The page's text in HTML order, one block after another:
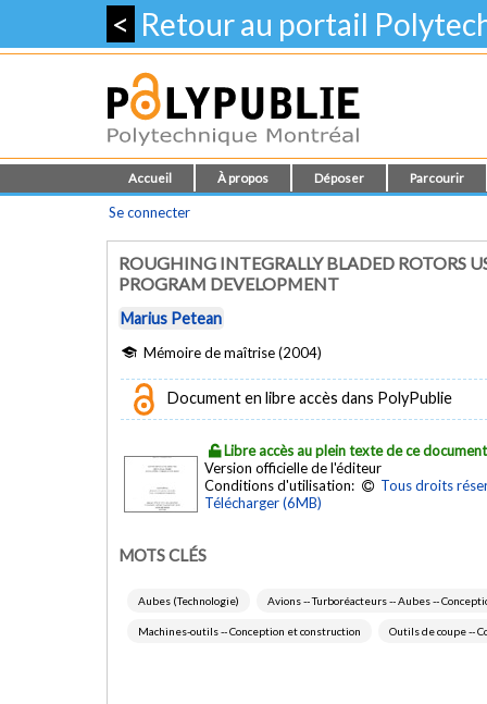
< Retour au portail
Accueil À propos Déposer Parcourir
Se connecter
ROUGHING INTEGRALLY BLADED ROTORS
PROGRAM DEVELOPMENT
Marius Petean
Mémoire de maîtrise (2004)
Document en libre accès dans PolyPublie
Libre accès au plein texte de ce document
Version officielle de l'éditeur
Conditions d'utilisation:
Tous droits
Télécharger (6MB)
MOTS CLÉS
Aubes (Technologie) Avions -- Turboréacteurs -- Aubes --
Machines-outils -- Conception et construction Outils de coupe --